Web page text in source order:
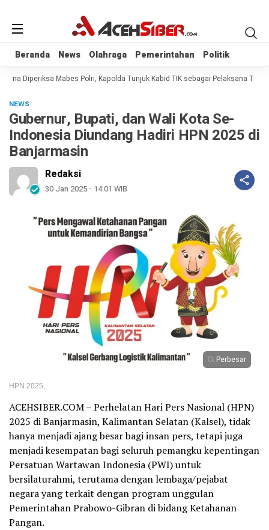
Beranda News Olahraga Pemerintahan Politik
Beranda News Olahraga Pemerintahan Politik
Diperiksa Mabes Polri, Kapolda Tunjuk Kabid TIK sebagai Pelaksana Tugas
NEWS
Gubernur, Bupati, dan Wali Kota Se-
Indonesia Diundang Hadiri HPN 2025 di
Banjarmasin
Redaksi
30 Jan 2025 - 14:01 WIB
Perbesar
HPN 2025,
ACEHSIBER.COM – Perhelatan Hari Pers Nasional (HPN)
2025 di Banjarmasin, Kalimantan Selatan (Kalsel), tidak
hanya menjadi ajang besar bagi insan pers, tetapi juga
menjadi kesempatan bagi seluruh pemangku kepentingan
Persatuan Wartawan Indonesia (PWI) untuk
bersilaturahmi, terutama dengan lembaga/pejabat
negara yang terkait dengan program unggulan
Pemerintahan Prabowo-Gibran di bidang Ketahanan
Pangan.